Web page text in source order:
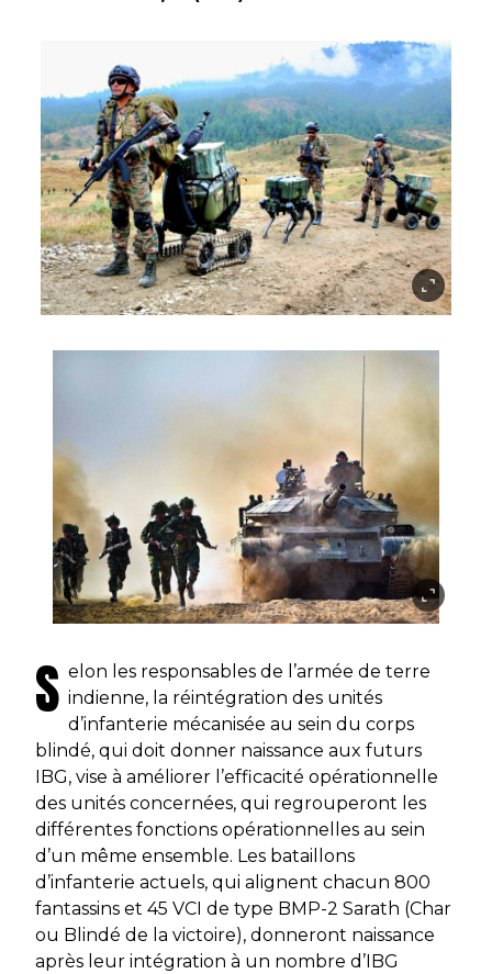
S elon les responsables de l’armée de terre
indienne, la réintégration des unités
d’infanterie mécanisée au sein du corps
blindé, qui doit donner naissance aux futurs
IBG, vise à améliorer l’efficacité opérationnelle
des unités concernées, qui regrouperont les
différentes fonctions opérationnelles au sein
d’un même ensemble. Les bataillons
d’infanterie actuels, qui alignent chacun 800
fantassins et 45 VCI de type BMP-2 Sarath (Char
ou Blindé de la victoire), donneront naissance
après leur intégration à un nombre d’IBG